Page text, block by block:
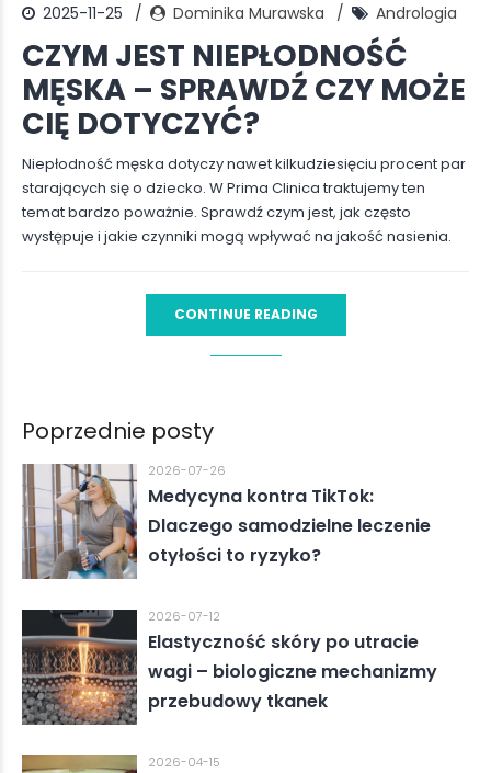
2025-11-25 Dominika Murawska Andrologia
CZYM JEST NIEPŁODNOŚĆ
MĘSKA – SPRAWDŹ CZY MOŻE
CIĘ DOTYCZYĆ?
Niepłodność męska dotyczy nawet kilkudziesięciu procent par
starających się o dziecko. W Prima Clinica traktujemy ten
temat bardzo poważnie. Sprawdź czym jest, jak często
występuje i jakie czynniki mogą wpływać na jakość nasienia.
CONTINUE READING
Poprzednie posty
2026-07-26
Medycyna kontra TikTok:
Dlaczego samodzielne leczenie
otyłości to ryzyko?
2026-07-12
Elastyczność skóry po utracie
wagi – biologiczne mechanizmy
przebudowy tkanek
2026-04-15